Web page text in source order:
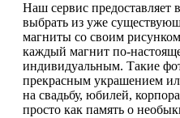
Наш сервис предоставляет
выбрать из уже
магниты со своим
каждый магнит по-
индивидуальным. Такие
прекрасным украшением
на свадьбу, юбилей,
просто как память о